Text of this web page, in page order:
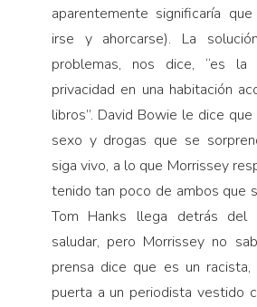
aparentemente significaría
irse y ahorcarse). La
problemas, nos dice, “es
privacidad en una habitación
libros”. David Bowie le dice
sexo y drogas que se
siga vivo, a lo que Morrissey
tenido tan poco de ambos que
Tom Hanks llega detrás del
saludar, pero Morrissey no
prensa dice que es un
puerta a un periodista vestido